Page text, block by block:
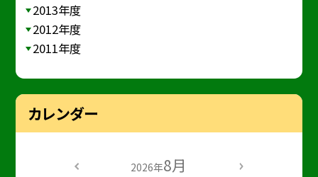
2013年度
2012年度
2011年度
カレンダー
2026年8月